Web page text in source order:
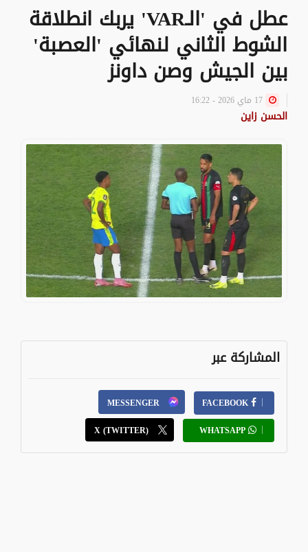
عطل في 'الـVAR' يربك انطلاقة
الشوط الثاني لنهائي 'العصبة'
بين الجيش وصن داونز
الحسن زاين
المشاركة عبر
FACEBOOK
MESSENGER
WHATSAPP
X (TWITTER)